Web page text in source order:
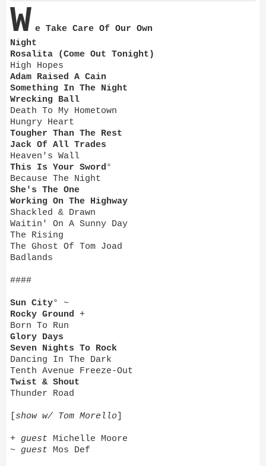
W e Take Care Of Our Own
Night
Rosalita (Come Out Tonight)
High Hopes
Adam Raised A Cain
Something In The Night
Wrecking Ball
Death To My Hometown
Hungry Heart
Tougher Than The Rest
Jack Of All Trades
Heaven's Wall
This Is Your Sword°
Because The Night
She's The One
Working On The Highway
Shackled & Drawn
Waitin' On A Sunny Day
The Rising
The Ghost Of Tom Joad
Badlands
####
Sun City° ~
Rocky Ground +
Born To Run
Glory Days
Seven Nights To Rock
Dancing In The Dark
Tenth Avenue Freeze-Out
Twist & Shout
Thunder Road
show w/ Tom Morello
+ guest Michelle Moore
~ guest Mos Def